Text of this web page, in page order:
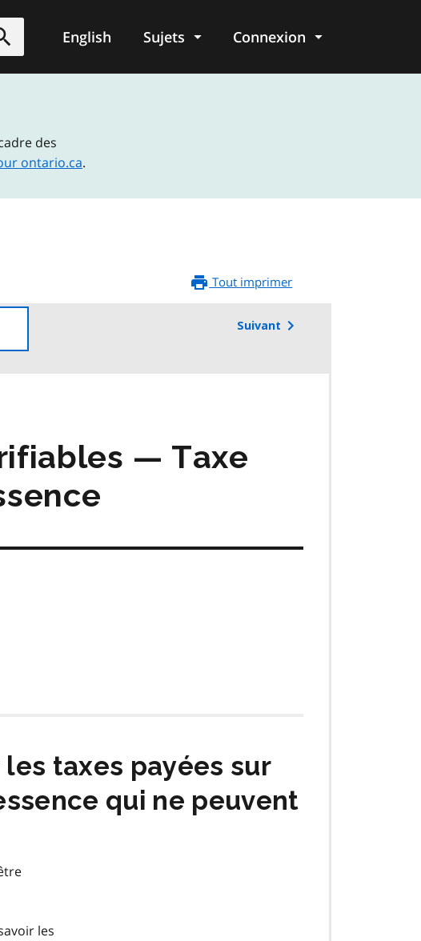
Soumettre
English Sujets Connexion
des
ontario.ca.
Tout imprimer
Suivant
⁠— Taxe
taxes payées sur
qui ne peuvent
les